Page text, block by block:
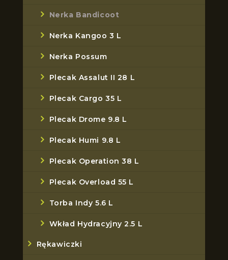
Nerka Bandicoot
Nerka Kangoo 3 L
Nerka Possum
Plecak Assalut II 28 L
Plecak Cargo 35 L
Plecak Drome 9.8 L
Plecak Humi 9.8 L
Plecak Operation 38 L
Plecak Overload 55 L
Torba Indy 5.6 L
Wkład Hydracyjny 2.5 L
Rękawiczki